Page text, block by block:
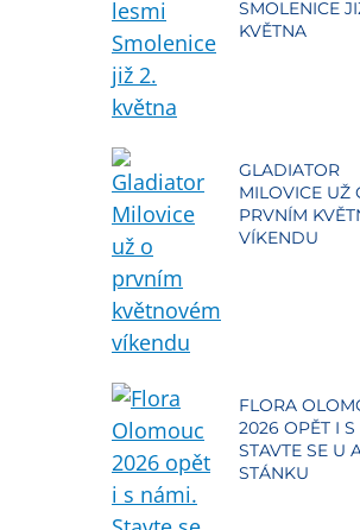
SMOLENICE
KVĚTNA
GLADIATOR
MILOVICE UŽ
PRVNÍM
VÍKENDU
FLORA
2026 OPĚT I S
STAVTE SE U
STÁNKU